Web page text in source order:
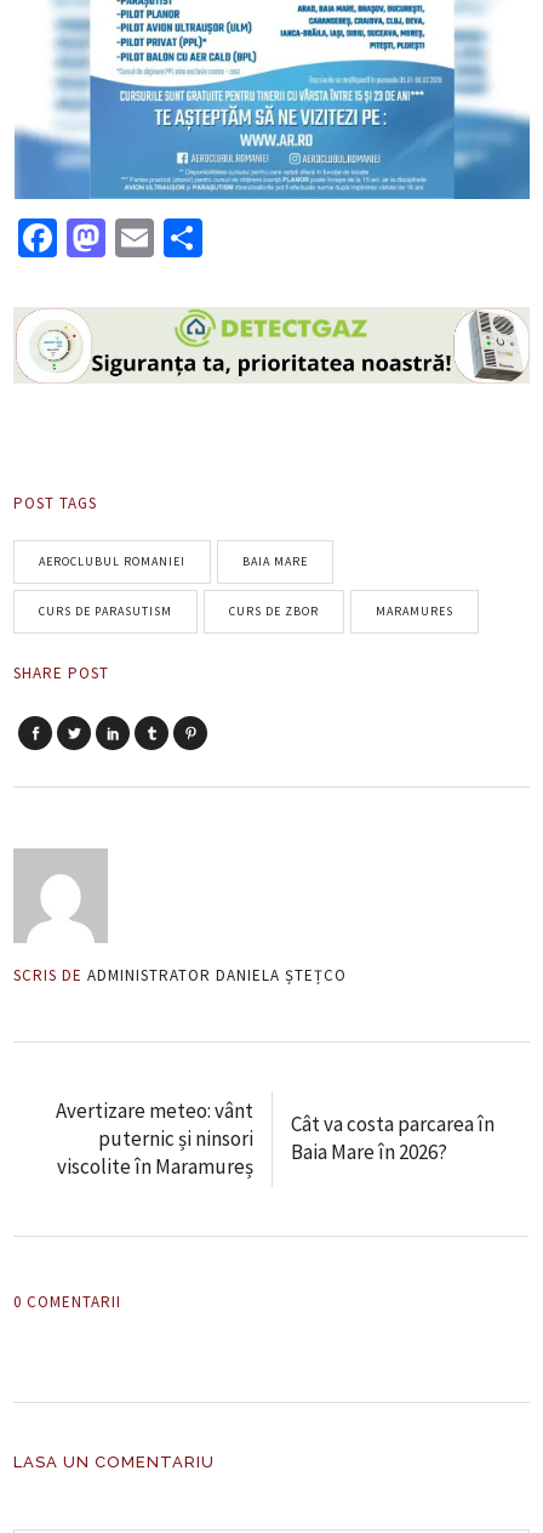
Facebook
Mastodon
Email
POST TAGS
AEROCLUBUL ROMANIEI BAIA MARE
CURS DE PARASUTISM CURS DE ZBOR MARAMURES
SHARE POST
SCRIS DE ADMINISTRATOR DANIELA ȘTEȚCO
Avertizare meteo: vânt
puternic și ninsori
viscolite în Maramureș
Cât va costa parcarea în
Baia Mare în 2026?
0 COMENTARII
LASA UN COMENTARIU